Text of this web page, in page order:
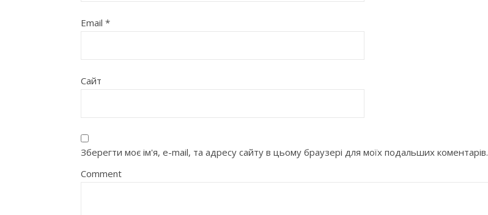
Email *
Сайт
Зберегти моє ім'я, e-mail, та адресу сайту в цьому браузері для моїх подальших коментарів.
Comment